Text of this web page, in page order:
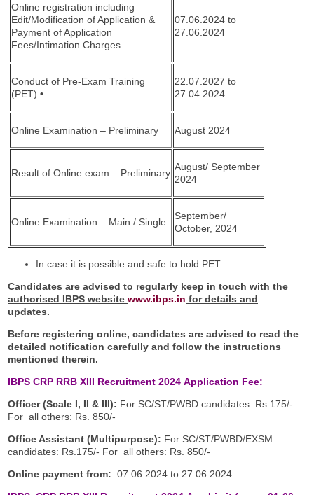
Online registration including
Edit/Modification of Application &
Payment of Application
Fees/Intimation Charges
07.06.2024 to
27.06.2024
Conduct of Pre-Exam Training
(PET) •
22.07.2027 to
27.04.2024
Online Examination – Preliminary August 2024
Result of Online exam – Preliminary
August/ September
2024
Online Examination – Main / Single
September/
October, 2024
In case it is possible and safe to hold PET
Candidates are advised to regularly keep in touch with the
authorised IBPS website www.ibps.in for details and
updates.
Before registering online, candidates are advised to read the
detailed notification carefully and follow the instructions
mentioned therein.
IBPS CRP RRB XIII Recruitment 2024 Application Fee:
Officer (Scale I, II & III): For SC/ST/PWBD candidates: Rs.175/-
For all others: Rs. 850/-
Office Assistant (Multipurpose): For SC/ST/PWBD/EXSM
candidates: Rs.175/- For all others: Rs. 850/-
Online payment from: 07.06.2024 to 27.06.2024